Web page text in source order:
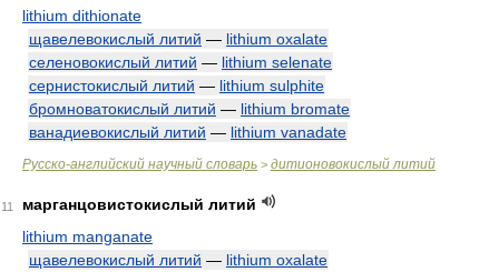
lithium dithionate
щавелевокислый литий — lithium oxalate
селеновокислый литий — lithium selenate
сернистокислый литий — lithium sulphite
бромноватокислый литий — lithium bromate
ванадиевокислый литий — lithium vanadate
Русско-английский научный словарь > дитионовокислый литий
11
марганцовистокислый литий
lithium manganate
щавелевокислый литий — lithium oxalate